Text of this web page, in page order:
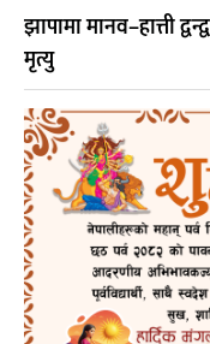
झापामा मानव–हात्ती
मृत्यु